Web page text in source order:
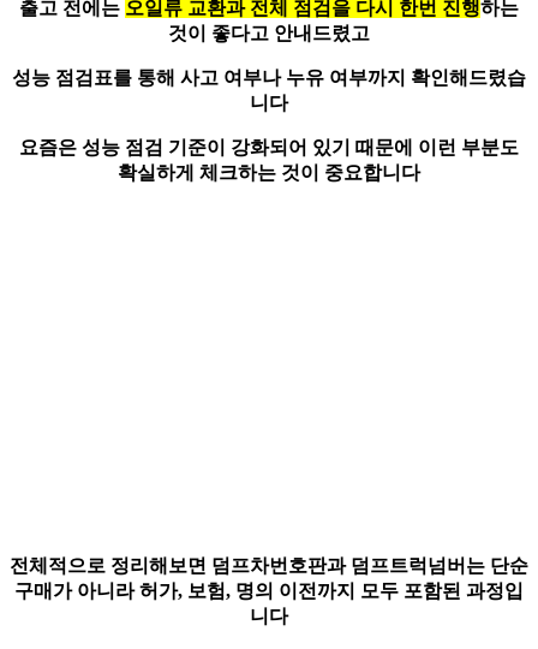
출고 전에는 오일류 교환과 전체 점검을 다시 한번 진행하는
것이 좋다고 안내드렸고
성능 점검표를 통해 사고 여부나 누유 여부까지 확인해드렸습
니다
요즘은 성능 점검 기준이 강화되어 있기 때문에 이런 부분도
확실하게 체크하는 것이 중요합니다
전체적으로 정리해보면 덤프차번호판과 덤프트럭넘버는 단순
구매가 아니라허가, 보험, 명의 이전까지 모두 포함된 과정입
니다